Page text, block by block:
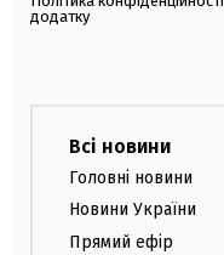
додатку
Всі новини
Головні новини
Новини України
Прямий ефір